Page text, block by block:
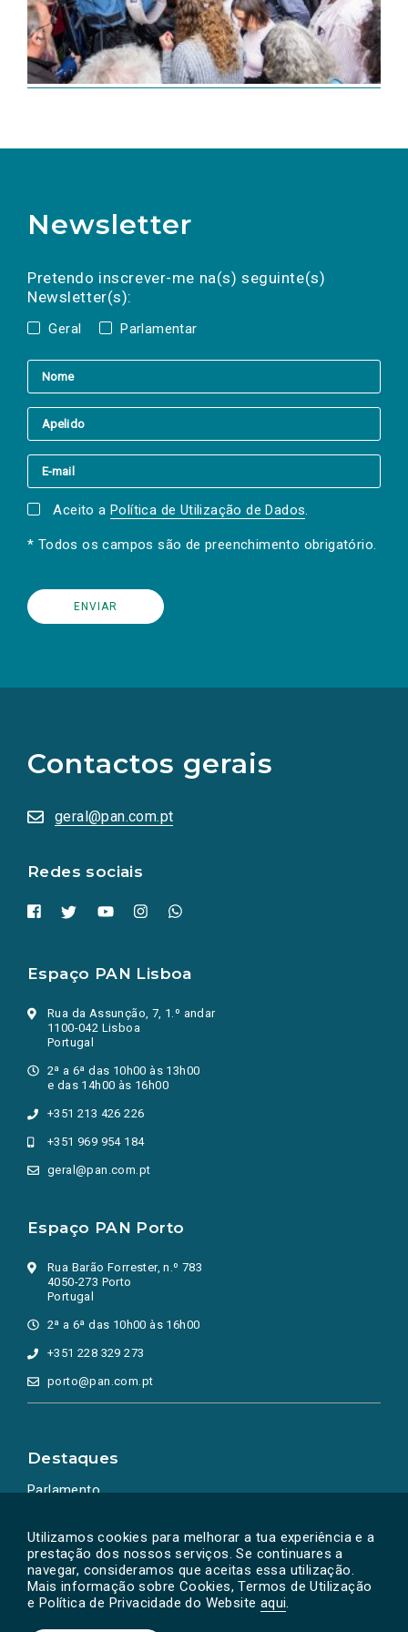
Utilizamos cookies para melhorar a tua experiência e a
prestação dos nossos serviços. Se continuares a
navegar, consideramos que aceitas essa utilização.
Mais informação sobre Cookies, Termos de Utilização
e Política de Privacidade do Website aqui.
Newsletter
Pretendo inscrever-me na(s) seguinte(s)
Newsletter(s):
Geral Parlamentar
a(s) newsletter(s).
mail
Aceito a Política de Utilização de Dados.
* Todos os campos são de preenchimento obrigatório.
Contactos gerais
geral@pan.com.pt
Redes sociais
redes
sociais
numa
nova
Espaço PAN Lisboa
Rua da Assunção, 7, 1.º andar
1100-042 Lisboa
Portugal
2ª a 6ª das 10h00 às 13h00
e das 14h00 às 16h00
+351 213 426 226
+351 969 954 184
geral@pan.com.pt
Espaço PAN Porto
Rua Barão Forrester, n.º 783
4050-273 Porto
Portugal
2ª a 6ª das 10h00 às 16h00
+351 228 329 273
porto@pan.com.pt
Destaques
Parlamento